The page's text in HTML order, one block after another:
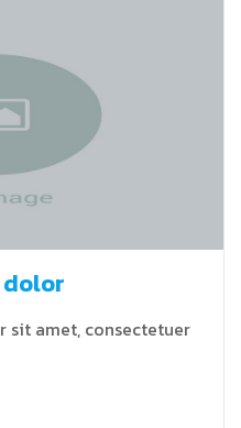
sit amet, consectetuer